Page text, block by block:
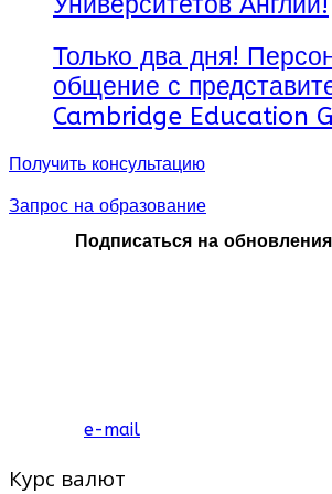
Только два дня!
общение с
Cambridge Education
Получить консультацию
Запрос на образование
Подписаться на
e-mail
Курс валют